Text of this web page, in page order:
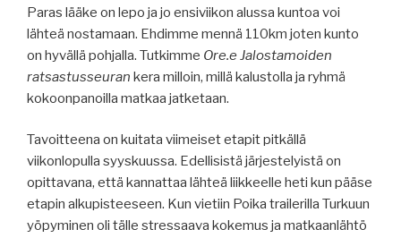
Paras lääke on lepo ja jo ensiviikon alussa kuntoa voi
lähteä nostamaan. Ehdimme mennä 110km joten kunto
on hyvällä pohjalla. Tutkimme Ore.e Jalostamoiden
ratsastusseuran kera milloin, millä kalustolla ja ryhmä
kokoonpanoilla matkaa jatketaan.
Tavoitteena on kuitata viimeiset etapit pitkällä
viikonlopulla syyskuussa. Edellisistä järjestelyistä on
opittavana, että kannattaa lähteä liikkeelle heti kun pääse
etapin alkupisteeseen. Kun vietiin Poika trailerilla Turkuun
yöpyminen oli tälle stressaava kokemus ja matkaanlähtö